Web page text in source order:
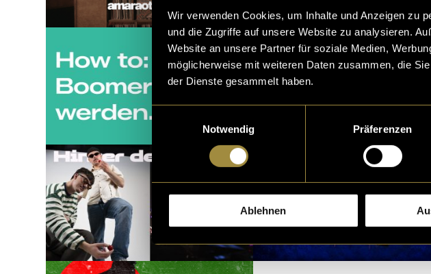
Wir verwenden Cookies, um Inhalte und Anzeigen zu
und die Zugriffe auf unsere Website zu analysieren.
Website an unsere Partner für soziale Medien,
möglicherweise mit weiteren Daten zusammen, die
der Dienste gesammelt haben.
Notwendig
Präferenzen
Ablehnen